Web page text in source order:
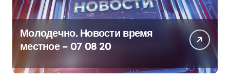
Молодечно. Новости время
местное – 07 08 20